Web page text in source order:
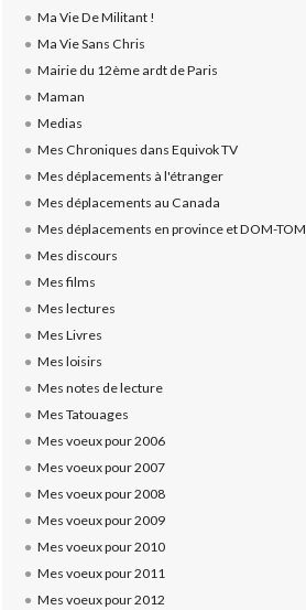
Ma Vie De Militant !
Ma Vie Sans Chris
Mairie du 12ème ardt de Paris
Maman
Medias
Mes Chroniques dans Equivok TV
Mes déplacements à l'étranger
Mes déplacements au Canada
Mes déplacements en province et DOM-TOM
Mes discours
Mes films
Mes lectures
Mes Livres
Mes loisirs
Mes notes de lecture
Mes Tatouages
Mes voeux pour 2006
Mes voeux pour 2007
Mes voeux pour 2008
Mes voeux pour 2009
Mes voeux pour 2010
Mes voeux pour 2011
Mes voeux pour 2012